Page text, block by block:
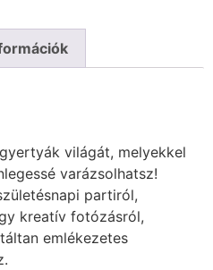
világát, melyekkel
varázsolhatsz!
partiról,
kreatív fotózásról,
emlékezetes